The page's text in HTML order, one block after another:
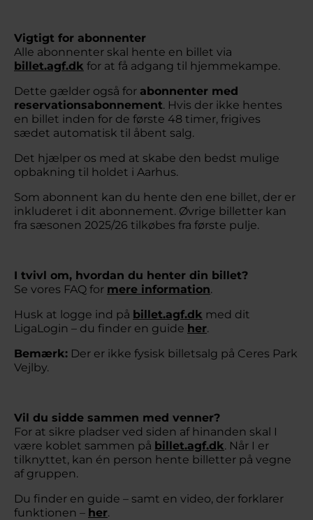
Vigtigt for abonnenter
Alle abonnenter skal hente en billet via
billet.agf.dk for at få adgang til hjemmekampe.
Dette gælder også for abonnenter med
reservationsabonnement. Hvis der ikke hentes
en billet inden for de første 48 timer, frigives
sædet automatisk til åbent salg.
Det hjælper os med at skabe den bedst mulige
opbakning til holdet i Aarhus.
Som abonnent kan du hente den ene billet, der er
inkluderet i dit abonnement. Øvrige billetter kan
fra sæsonen 2025/26 tilkøbes fra første pulje.
I tvivl om, hvordan du henter din billet?
Se vores FAQ for mere information.
Husk at logge ind på billet.agf.dk med dit
LigaLogin – du finder en guide her.
Bemærk: Der er ikke fysisk billetsalg på Ceres Park
Vejlby.
Vil du sidde sammen med venner?
For at sikre pladser ved siden af hinanden skal I
være koblet sammen på billet.agf.dk. Når I er
tilknyttet, kan én person hente billetter på vegne
af gruppen.
Du finder en guide – samt en video, der forklarer
funktionen – her.